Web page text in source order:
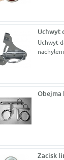
Uchwyt
Uchwyt
Obejma
Zacisk